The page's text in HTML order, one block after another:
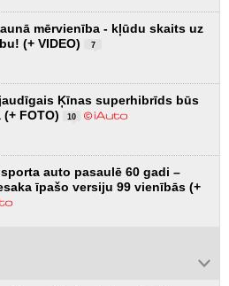
mērvienība - kļūdu skaits uz
(+ VIDEO)
7
Ķīnas superhibrīds būs
FOTO)
10
auto pasaulē 60 gadi –
īpašo versiju 99 vienībās (+